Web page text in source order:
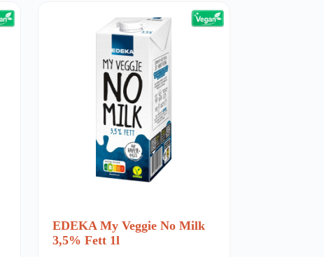
EDEKA My Veggie No Milk
3,5% Fett 1l